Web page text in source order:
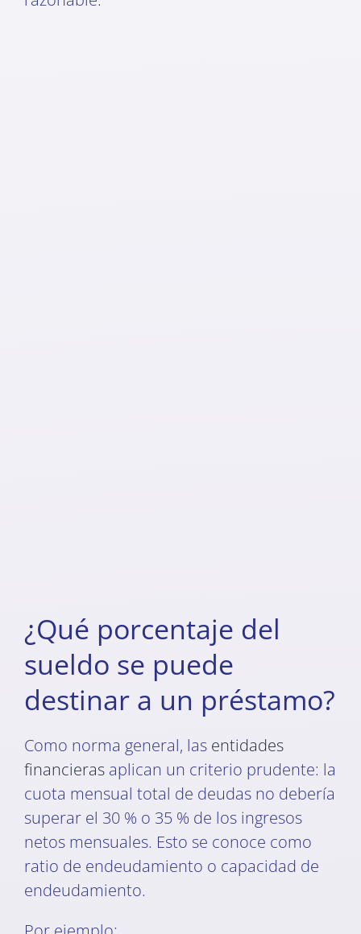
¿Qué porcentaje del
sueldo se puede
destinar a un préstamo?
Como norma general, las entidades
financierasaplican un criterio prudente: la
cuota mensual total de deudas no debería
superar el 30 % o 35 % de los ingresos
netos mensuales. Esto se conoce como
ratio de endeudamiento o capacidad de
endeudamiento.